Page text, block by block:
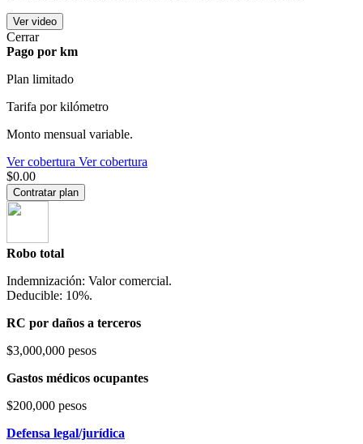
Ver video
Cerrar
Pago por km
Plan limitado
Tarifa por kilómetro
Monto mensual variable.
Ver cobertura Ver cobertura
$0.00
Contratar plan
Robo total
Indemnización: Valor comercial.
Deducible: 10%.
RC por daños a terceros
$3,000,000 pesos
Gastos médicos ocupantes
$200,000 pesos
Defensa legal/jurídica